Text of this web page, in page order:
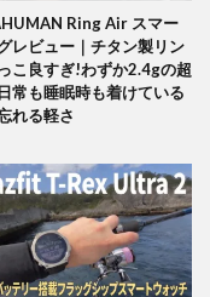
Ring Air スマー
レビュー｜チタン製リン
こ良すぎ!わずか2.4gの超
常も睡眠時も着けている
れる軽さ